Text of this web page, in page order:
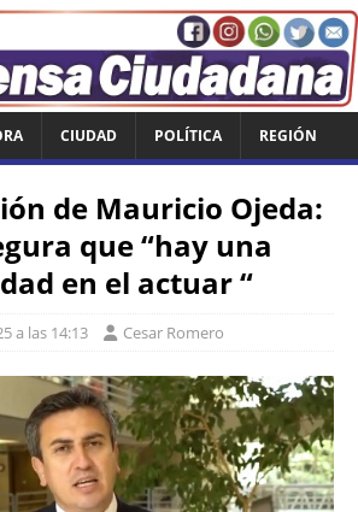
CIUDAD POLÍTICA REGIÓN
de Mauricio Ojeda:
que “hay una
en el actuar “
a las 14:13 Cesar Romero